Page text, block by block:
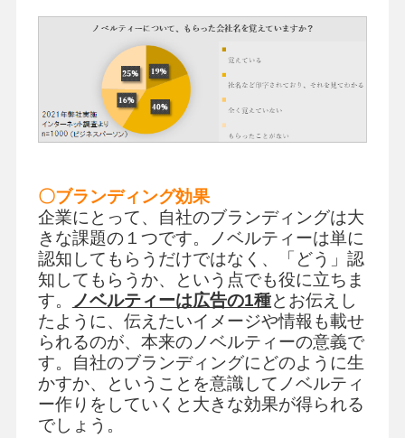
〇ブランディング効果
企業にとって、自社のブランディングは大
きな課題の１つです。ノベルティーは単に
認知してもらうだけではなく、「どう」認
知してもらうか、という点でも役に立ちま
す。
ノベルティーは広告の1種とお伝えし
たように、伝えたいイメージや情報も載せ
られるのが、本来のノベルティーの意義で
す。自社のブランディングにどのように生
かすか、ということを意識してノベルティ
ー作りをしていくと大きな効果が得られる
でしょう。